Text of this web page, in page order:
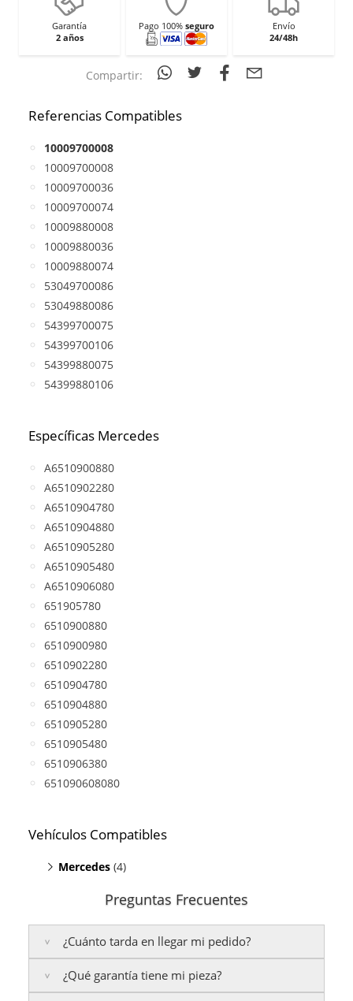
Garantía
2 años
Pago 100% seguro
Envío
24/48h
Compartir:
Referencias Compatibles
10009700008
10009700008
10009700036
10009700074
10009880008
10009880036
10009880074
53049700086
53049880086
54399700075
54399700106
54399880075
54399880106
Específicas Mercedes
A6510900880
A6510902280
A6510904780
A6510904880
A6510905280
A6510905480
A6510906080
651905780
6510900880
6510900980
6510902280
6510904780
6510904880
6510905280
6510905480
6510906380
651090608080
Vehículos Compatibles
Mercedes (4)
Sprinter 216 CDI(motor A651)
Sprinter 316 CDI(motor A651)
Sprinter 416 CDI(motor A651)
Preguntas Frecuentes
¿Cuánto tarda en llegar mi pedido?
Península: Entregamos en un plazo estimado de
a 48 horas laborables, si realizas tu pedido antes de
¿Qué garantía tiene mi pieza?